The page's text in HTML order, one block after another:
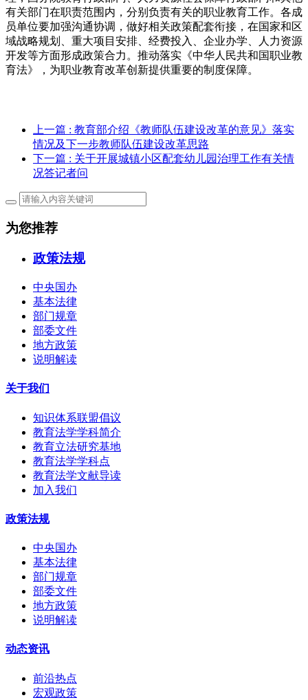
有关部门在职责范围内，分别负责有关的职业教育工作。各成
员单位要加强沟通协调，做好相关政策配套衔接，在国家和区
域战略规划、重大项目安排、经费投入、企业办学、人力资源
开发等方面形成政策合力。推动落实《中华人民共和国职业教
育法》，为职业教育改革创新提供重要的制度保障。
上一篇 : 教育部介绍《教师队伍建设改革的意见》落实
情况及下一步教师队伍建设改革思路
下一篇 : 关于开展城镇小区配套幼儿园治理工作有关情
况答记者问
为您推荐
政策法规
中央国办
基本法律
部门规章
部委文件
地方政策
说明解读
关于我们
知识体系联盟倡议
教育法学学科简介
教育立法研究基地
教育法学学科点
教育法学文献导读
加入我们
政策法规
中央国办
基本法律
部门规章
部委文件
地方政策
说明解读
动态资讯
前沿热点
宏观政策